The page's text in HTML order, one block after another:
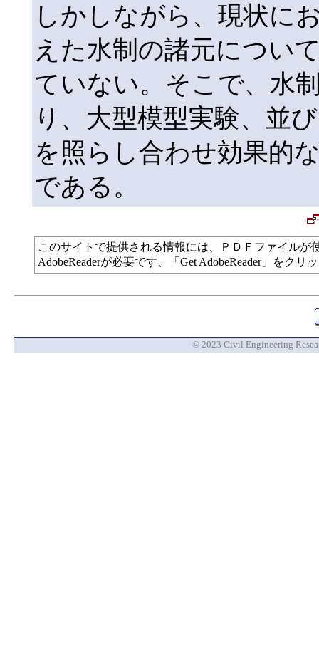
しかしながら、現状に
えた水制の諸元につい
ていない。そこで、水
り、大型模型実験、並
を照らし合わせ効果的
である。
このサイトで提供される情報には、ＰＤＦファイル
AdobeReaderが必要です、「Get AdobeReader」をク
© 2023 Civil Engineering